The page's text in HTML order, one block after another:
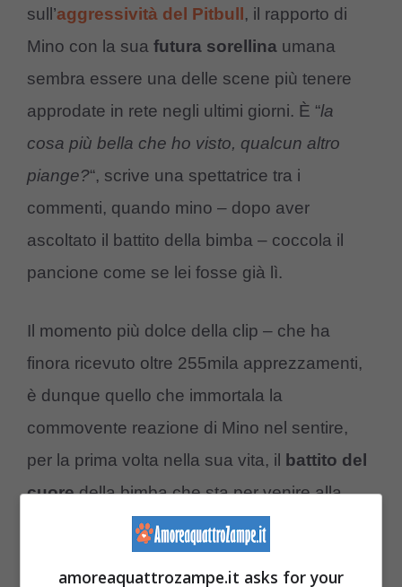
sull’aggressività del Pitbull , il rapporto di
Mino con la sua futura sorellina umana
sembra essere una delle scene più tenere
approdate in rete negli ultimi giorni. È “la
cosa più bella che ho visto, qualcun altro
piange?“, scrive una spettatrice tra i
commenti, quando mino – dopo aver
ascoltato il battito della bimba – coccola il
pancione come se lei fosse già lì.
Il momento più dolce della clip – che ha
finora ricevuto oltre 255mila apprezzamenti,
è dunque quello che immortala la
commovente reazione di Mino nel sentire,
per la prima volta nella sua vita, il battito del
cuoredella bimba che sta per venire alla
luce. Se naturalmente ilcane può percepire
muoversi nell’utero della mamma,
amoreaquattrozampe.it asks for your